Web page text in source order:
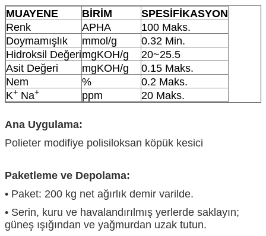
MUAYENE
BİRİM
SPESİFİKASYON
Renk
APHA
100 Maks.
Doymamışlık
mmol/g
0.32 Min.
Hidroksil DeğerimgKOH/g
20~25.5
Asit Değeri
mgKOH/g
0.15 Maks.
Nem
%
0.2 Maks.
K+ Na+ ppm 20 Maks.
Ana Uygulama:
Polieter modifiye polisiloksan köpük kesici
Paketleme ve Depolama:
• Paket: 200 kg net ağırlık demir varilde.
• Serin, kuru ve havalandırılmış yerlerde saklayın;
güneş ışığından ve yağmurdan uzak tutun.